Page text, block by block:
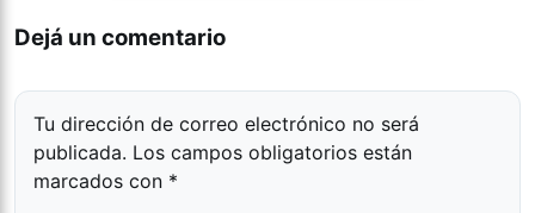
Dejá un comentario
Tu dirección de correo electrónico no será
publicada. Los campos obligatorios están
marcados con *